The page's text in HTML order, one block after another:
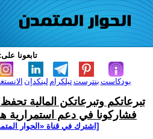
تابعونا على:
لينكدإن تيلكرامبنترست بودكاست
تبرعاتكم وتبرعاتكن المالية
فشاركونا في دعم استمرارية
[اشترك في قناة ‫«الحوار